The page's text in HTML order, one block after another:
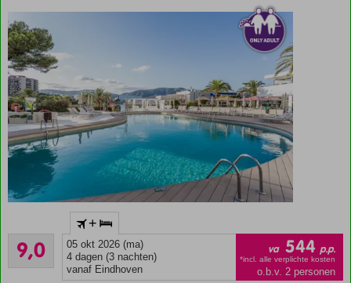
16+
Aan het
zandstrand
9,0
Uitstekend
69
beoordelingen
+
05 okt 2026 (ma)
4 dagen (3 nachten)
vanaf Eindhoven
va 544 p.p.
*incl. alle verplichte kosten
o.b.v. 2 personen